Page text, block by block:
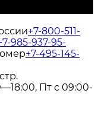
+7-800-511-
985-937-95-
+7-495-145-
Пт с 09:00-